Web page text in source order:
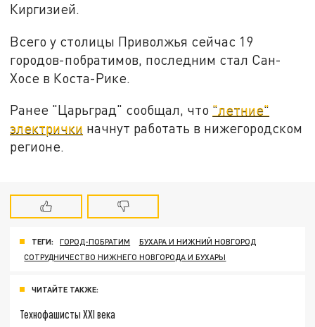
Киргизией.
Всего у столицы Приволжья сейчас 19
городов-побратимов, последним стал Сан-
Хосе в Коста-Рике.
Ранее "Царьград" сообщал, что "летние"
электрички начнут работать в нижегородском
регионе.
ТЕГИ: ГОРОД-ПОБРАТИМ
БУХАРА И НИЖНИЙ НОВГОРОД
СОТРУДНИЧЕСТВО НИЖНЕГО НОВГОРОДА И БУХАРЫ
ЧИТАЙТЕ ТАКЖЕ:
Технофашисты XXI века